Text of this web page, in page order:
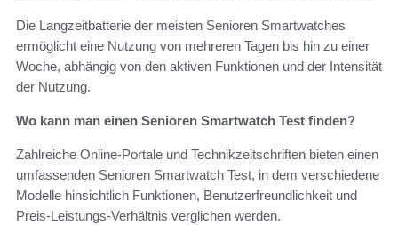
Die Langzeitbatterie der meisten Senioren Smartwatches
ermöglicht eine Nutzung von mehreren Tagen bis hin zu einer
Woche, abhängig von den aktiven Funktionen und der Intensität
der Nutzung.
Wo kann man einen Senioren Smartwatch Test finden?
Zahlreiche Online-Portale und Technikzeitschriften bieten einen
umfassenden Senioren Smartwatch Test, in dem verschiedene
Modelle hinsichtlich Funktionen, Benutzerfreundlichkeit und
Preis-Leistungs-Verhältnis verglichen werden.